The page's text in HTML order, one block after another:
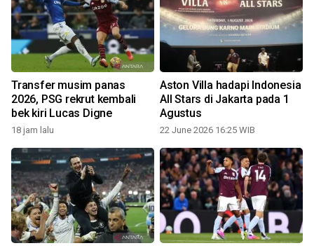
Transfer musim panas
2026, PSG rekrut kembali
bek kiri Lucas Digne
18 jam lalu
Aston Villa hadapi Indonesia
All Stars di Jakarta pada 1
Agustus
22 June 2026 16:25 WIB